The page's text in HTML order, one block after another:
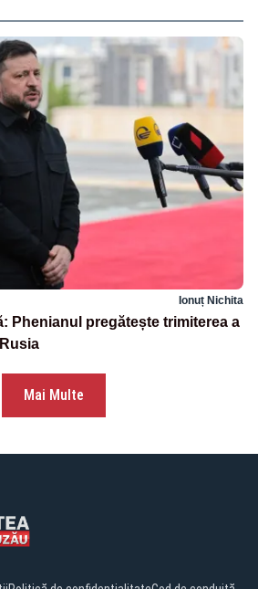
Ionuț Nichita
Phenianul pregătește trimiterea a
Mai Multe